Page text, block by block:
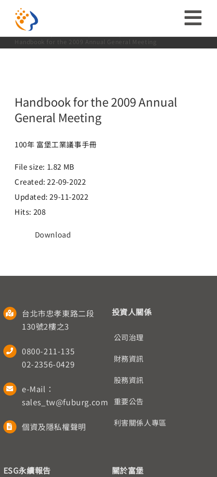
內
收
關於富堡
Handbook for the 2009 Annual General
Meeting
Home:
Handbook for the 2009 Annual General Meeting
Handbook for the 2009 Annual
General Meeting
100年 富堡工業議事手冊
File size: 1.82 MB
Created: 22-09-2022
Updated: 29-11-2022
Hits: 208
Download
台北市忠孝東路二段
130號2樓之3
0800-211-135
02-2356-0429
e-Mail：
sales_tw@fuburg.com
個資及隱私權聲明
投資人關係
公司治理
財務資訊
股務資訊
重要公告
利害關係人專區
ESG永續報告 關於富堡